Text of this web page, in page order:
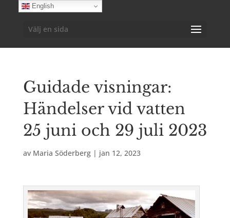
Välj en sida
Guidade visningar:
Händelser vid vatten
25 juni och 29 juli 2023
av Maria Söderberg| jan 12, 2023
English